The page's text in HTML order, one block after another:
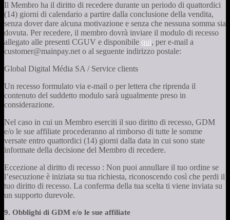
Il Membro ha il diritto di recedere durante un periodo di quattordici
(14) giorni di calendario a partire dalla conclusione della vendita,
senza dover dare alcuna motivazione e senza che nessuna somma sia
dovuta. Per recedere, il membro dovrà inviare il modulo di recesso
allegato alle presenti CGUV e disponibile qui, per e-mail a
customer@mainpay.net o al seguente indirizzo postale:
Global Digital Média SA / Service clients
Un recesso formulato via e-mail o per lettera che riprenda il
contenuto del suddetto modulo sarà ugualmente preso in
considerazione.
Nel caso in cui un Membro eserciti il suo diritto di recesso, GDM
e/o le sue affiliate procederanno al rimborso di tutte le somme
versate entro quattordici (14) giorni dalla data in cui sono state
informate della decisione del Membro di recedere.
Eccezione al diritto di recesso : Non puoi annullare il tuo ordine se
l’esecuzione è iniziata su tua richiesta, riconoscendo così che perdi il
tuo diritto di recesso. La conferma della tua scelta ti viene inviata su
un supporto durevole.
9. Obblighi di GDM e/o le sue affiliate